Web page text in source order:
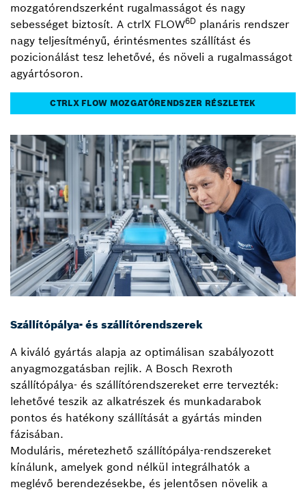
mozgatórendszerként rugalmasságot és nagy
sebességet biztosít. A ctrlX FLOW6D planáris rendszer
nagy teljesítményű, érintésmentes szállítást és
pozicionálást tesz lehetővé, és növeli a rugalmasságot
agyártósoron.
CTRLX FLOW MOZGATÓRENDSZER RÉSZLETEK
Szállítópálya- és szállítórendszerek
A kiváló gyártás alapja az optimálisan szabályozott
anyagmozgatásban rejlik. A Bosch Rexroth
szállítópálya- és szállítórendszereket erre tervezték:
lehetővé teszik az alkatrészek és munkadarabok
pontos és hatékony szállítását a gyártás minden
fázisában.
Moduláris, méretezhető szállítópálya-rendszereket
kínálunk, amelyek gond nélkül integrálhatók a
meglévő berendezésekbe, és jelentősen növelik a